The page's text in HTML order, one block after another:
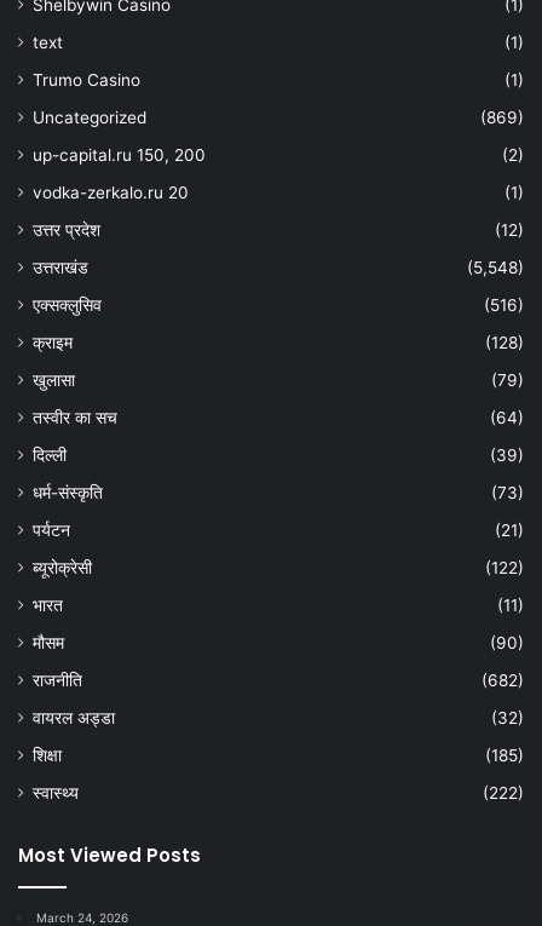
Shelbywin Casino
(1)
text
(1)
Trumo Casino
(1)
Uncategorized
(869)
up-capital.ru 150, 200
(2)
vodka-zerkalo.ru 20
(1)
उत्तर प्रदेश
(12)
उत्तराखंड
(5,548)
एक्सक्लुसिव
(516)
क्राइम
(128)
खुलासा
(79)
तस्वीर का सच
(64)
दिल्ली
(39)
धर्म-संस्कृति
(73)
पर्यटन
(21)
ब्यूरोक्रेसी
(122)
भारत
(11)
मौसम
(90)
राजनीति
(682)
वायरल अड्डा
(32)
शिक्षा
(185)
स्वास्थ्य
(222)
Most Viewed Posts
March 24, 2026